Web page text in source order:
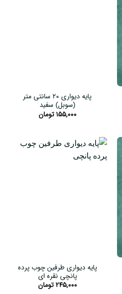
پایه دیواری ۲۰ سانتی متر
(سوبل) سفید
۱۵۵,۰۰۰ تومان
پایه دیواری طرفین چوب پرده
پانچی نقره ای
۲۴۵,۰۰۰ تومان